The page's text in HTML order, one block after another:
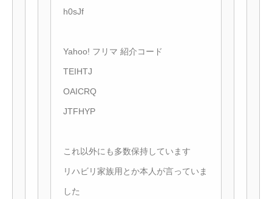
h0sJf
Yahoo! フリマ 紹介コード
TEIHTJ
OAICRQ
JTFHYP
これ以外にも多数保持しています
リハビリ家族用とか本人が言っていま
した